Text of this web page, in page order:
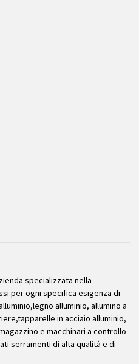
specializzata nella
per ogni specifica esigenza di
alluminio, allumino a
in acciaio alluminio,
e macchinari a controllo
serramenti di alta qualità e di